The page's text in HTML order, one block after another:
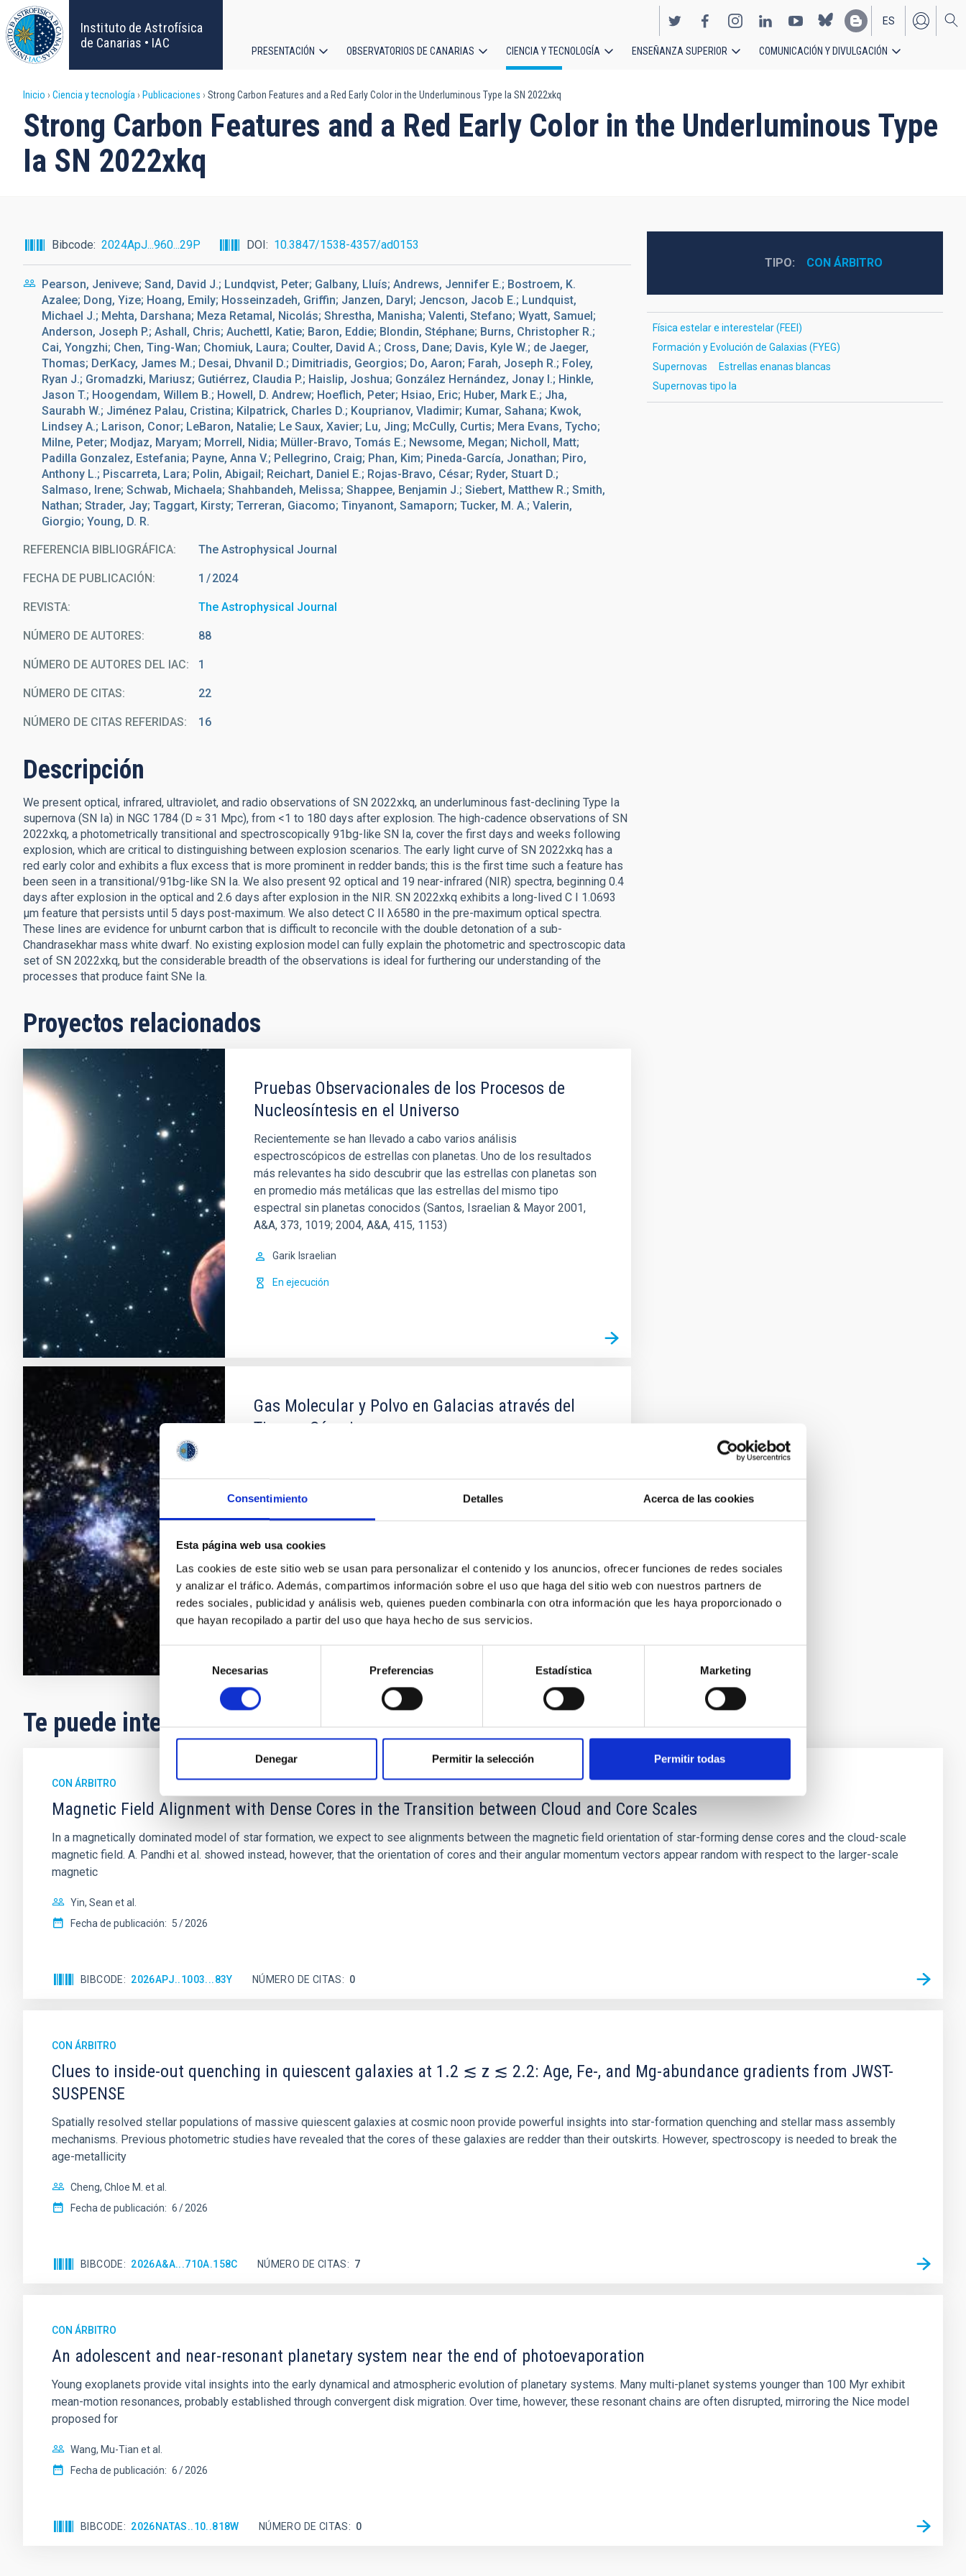
Consentimiento Detalles Acerca de las cookies
Esta página web usa cookies
Las cookies de este sitio web se usan para personalizar el contenido y los anuncios, ofrecer funciones de redes sociales
y analizar el tráfico. Además, compartimos información sobre el uso que haga del sitio web con nuestros partners de
redes sociales, publicidad y análisis web, quienes pueden combinarla con otra información que les haya proporcionado o
que hayan recopilado a partir del uso que haya hecho de sus servicios.
de
consentimiento
Necesarias Preferencias Estadística Marketing
Denegar Permitir la selección Permitir todas
Pasar
al
contenido
principal
Instituto de Astrofísica
de Canarias • IAC
EN
ES
principal
PRESENTACIÓN OBSERVATORIOS DE CANARIAS CIENCIA Y TECNOLOGÍA ENSEÑANZA SUPERIOR COMUNICACIÓN Y DIVULGACIÓN
Sobrescribir
enlaces
de
a
la
navegación
Inicio Ciencia y tecnología Publicaciones Strong Carbon Features and a Red Early Color in the Underluminous Type Ia SN 2022xkq
Strong Carbon Features and a Red Early Color in the Underluminous Type
Ia SN 2022xkq
Bibcode 2024ApJ...960...29P DOI 10.3847/1538-4357/ad0153
Pearson, Jeniveve; Sand, David J.; Lundqvist, Peter; Galbany, Lluís; Andrews, Jennifer E.; Bostroem, K.
Azalee; Dong, Yize; Hoang, Emily; Hosseinzadeh, Griffin; Janzen, Daryl; Jencson, Jacob E.; Lundquist,
Michael J.; Mehta, Darshana; Meza Retamal, Nicolás; Shrestha, Manisha; Valenti, Stefano; Wyatt, Samuel;
Anderson, Joseph P.; Ashall, Chris; Auchettl, Katie; Baron, Eddie; Blondin, Stéphane; Burns, Christopher R.;
Cai, Yongzhi; Chen, Ting-Wan; Chomiuk, Laura; Coulter, David A.; Cross, Dane; Davis, Kyle W.; de Jaeger,
Thomas; DerKacy, James M.; Desai, Dhvanil D.; Dimitriadis, Georgios; Do, Aaron; Farah, Joseph R.; Foley,
Ryan J.; Gromadzki, Mariusz; Gutiérrez, Claudia P.; Haislip, Joshua; González Hernández, Jonay I.; Hinkle,
Jason T.; Hoogendam, Willem B.; Howell, D. Andrew; Hoeflich, Peter; Hsiao, Eric; Huber, Mark E.; Jha,
Saurabh W.; Jiménez Palau, Cristina; Kilpatrick, Charles D.; Kouprianov, Vladimir; Kumar, Sahana; Kwok,
Lindsey A.; Larison, Conor; LeBaron, Natalie; Le Saux, Xavier; Lu, Jing; McCully, Curtis; Mera Evans, Tycho;
Milne, Peter; Modjaz, Maryam; Morrell, Nidia; Müller-Bravo, Tomás E.; Newsome, Megan; Nicholl, Matt;
Padilla Gonzalez, Estefania; Payne, Anna V.; Pellegrino, Craig; Phan, Kim; Pineda-García, Jonathan; Piro,
Anthony L.; Piscarreta, Lara; Polin, Abigail; Reichart, Daniel E.; Rojas-Bravo, César; Ryder, Stuart D.;
Salmaso, Irene; Schwab, Michaela; Shahbandeh, Melissa; Shappee, Benjamin J.; Siebert, Matthew R.; Smith,
Nathan; Strader, Jay; Taggart, Kirsty; Terreran, Giacomo; Tinyanont, Samaporn; Tucker, M. A.; Valerin,
Giorgio; Young, D. R.
REFERENCIA BIBLIOGRÁFICA The Astrophysical Journal
FECHA DE PUBLICACIÓN: 1 2024
REVISTA The Astrophysical Journal
NÚMERO DE AUTORES 88
NÚMERO DE AUTORES DEL IAC 1
NÚMERO DE CITAS 22
NÚMERO DE CITAS REFERIDAS 16
Descripción
We present optical, infrared, ultraviolet, and radio observations of SN 2022xkq, an underluminous fast-declining Type Ia
supernova (SN Ia) in NGC 1784 (D ≈ 31 Mpc), from <1 to 180 days after explosion. The high-cadence observations of SN
2022xkq, a photometrically transitional and spectroscopically 91bg-like SN Ia, cover the first days and weeks following
explosion, which are critical to distinguishing between explosion scenarios. The early light curve of SN 2022xkq has a
red early color and exhibits a flux excess that is more prominent in redder bands; this is the first time such a feature has
been seen in a transitional/91bg-like SN Ia. We also present 92 optical and 19 near-infrared (NIR) spectra, beginning 0.4
days after explosion in the optical and 2.6 days after explosion in the NIR. SN 2022xkq exhibits a long-lived C I 1.0693
μm feature that persists until 5 days post-maximum. We also detect C II λ6580 in the pre-maximum optical spectra.
These lines are evidence for unburnt carbon that is difficult to reconcile with the double detonation of a sub-
Chandrasekhar mass white dwarf. No existing explosion model can fully explain the photometric and spectroscopic data
set of SN 2022xkq, but the considerable breadth of the observations is ideal for furthering our understanding of the
processes that produce faint SNe Ia.
Proyectos relacionados
Pruebas Observacionales de los Procesos de
Nucleosíntesis en el Universo
Recientemente se han llevado a cabo varios análisis
espectroscópicos de estrellas con planetas. Uno de los resultados
más relevantes ha sido descubrir que las estrellas con planetas son
en promedio más metálicas que las estrellas del mismo tipo
espectral sin planetas conocidos (Santos, Israelian & Mayor 2001,
A&A, 373, 1019; 2004, A&A, 415, 1153)
Garik Israelian
En ejecución
Gas Molecular y Polvo en Galacias através del
Tiempo Cósmico
del entorno en todas las escalas, desde sistemas planetarios,
principal de este proyecto es el de estudiar la formación y evolución
de galaxias a partir
Helmut Dannerbauer
En ejecución
TIPO CON ÁRBITRO
Física estelar e interestelar (FEEI)
Formación y Evolución de Galaxias (FYEG)
Supernovas
Estrellas enanas blancas
Supernovas tipo Ia
Te puede interesar
CON ÁRBITRO
Magnetic Field Alignment with Dense Cores in the Transition between Cloud and Core Scales
In a magnetically dominated model of star formation, we expect to see alignments between the magnetic field orientation of star-forming dense cores and the cloud-scale
magnetic field. A. Pandhi et al. showed instead, however, that the orientation of cores and their angular momentum vectors appear random with respect to the larger-scale
magnetic
Yin, Sean et al.
Fecha de publicación: 5 2026
BIBCODE 2026APJ..1003...83Y NÚMERO DE CITAS 0
CON ÁRBITRO
Clues to inside-out quenching in quiescent galaxies at 1.2 ≲ z ≲ 2.2: Age, Fe-, and Mg-abundance gradients from JWST-
SUSPENSE
Spatially resolved stellar populations of massive quiescent galaxies at cosmic noon provide powerful insights into star-formation quenching and stellar mass assembly
mechanisms. Previous photometric studies have revealed that the cores of these galaxies are redder than their outskirts. However, spectroscopy is needed to break the
age-metallicity
Cheng, Chloe M. et al.
Fecha de publicación: 6 2026
BIBCODE 2026A&A...710A.158C NÚMERO DE CITAS 7
CON ÁRBITRO
An adolescent and near-resonant planetary system near the end of photoevaporation
Young exoplanets provide vital insights into the early dynamical and atmospheric evolution of planetary systems. Many multi-planet systems younger than 100 Myr exhibit
mean-motion resonances, probably established through convergent disk migration. Over time, however, these resonant chains are often disrupted, mirroring the Nice model
proposed for
Wang, Mu-Tian et al.
Fecha de publicación: 6 2026
BIBCODE 2026NATAS..10..818W NÚMERO DE CITAS 0